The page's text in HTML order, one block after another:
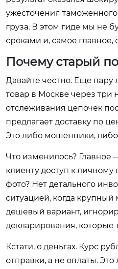
ужесточения таможенного
груза. В этом гиде мы не
сроками и, самое
Почему старый
Давайте честно. Еще пару
товар в Москве через три
отслеживания цепочек
предлагает доставку по
Это либо мошенники, либо
Что изменилось? Главное
клиенту доступ к
фото? Нет детального
ситуацией, когда
дешевый вариант,
декларирования, которые
Кстати, о деньгах. Курс
отправки, а не оплаты.